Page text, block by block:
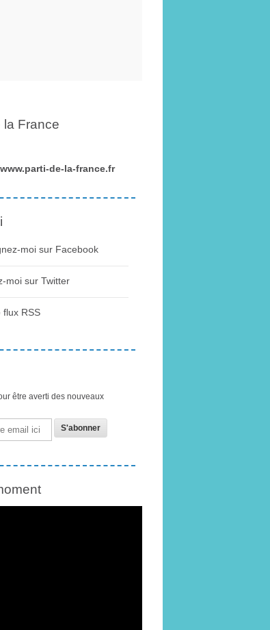
la France
de-la-france.fr
moi sur Facebook
moi sur Twitter
flux RSS
être averti des nouveaux